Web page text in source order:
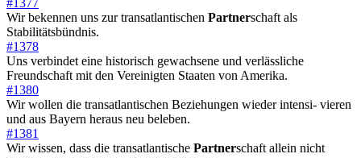
Wir bekennen uns zur transatlantischen Partnerschaft als
Stabilitätsbündnis.
#1378
Uns verbindet eine historisch gewachsene und verlässliche
Freundschaft mit den Vereinigten Staaten von Amerika.
#1380
Wir wollen die transatlantischen Beziehungen wieder intensi- vieren
und aus Bayern heraus neu beleben.
#1381
Wir wissen, dass die transatlantische Partnerschaft allein nicht